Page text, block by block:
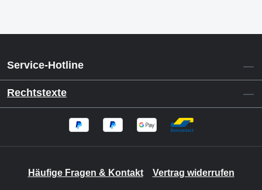
Service-Hotline
Rechtstexte
Häufige Fragen & Kontakt Vertrag widerrufen